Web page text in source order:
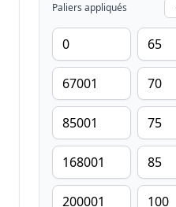
Paliers appliqués